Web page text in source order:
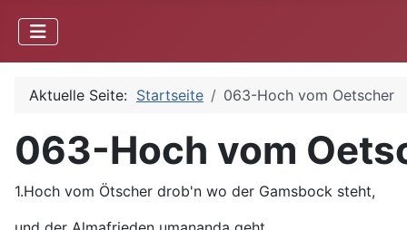
Aktuelle Seite: Startseite 063-Hoch vom Oetscher
063-Hoch vom
1.Hoch vom Ötscher drob'n wo der Gamsbock steht,